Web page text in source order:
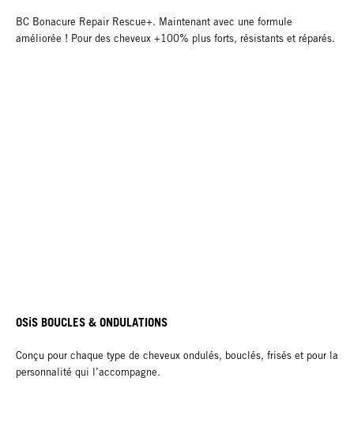
BC Bonacure Repair Rescue+. Maintenant avec une formule
améliorée ! Pour des cheveux +100% plus forts, résistants et réparés.
OSiS BOUCLES & ONDULATIONS
Conçu pour chaque type de cheveux ondulés, bouclés, frisés et pour la
personnalité qui l’accompagne.